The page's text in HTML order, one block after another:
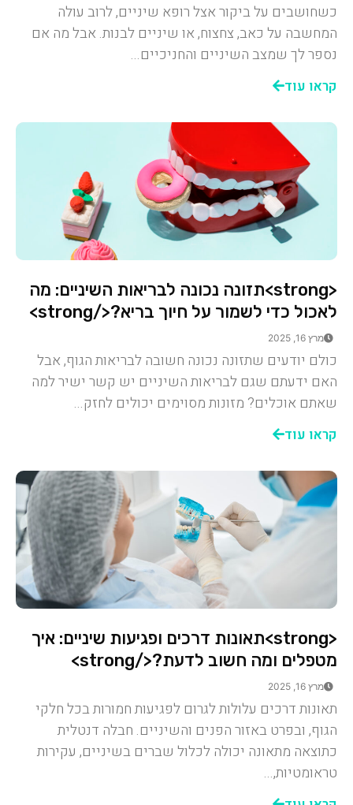
כשחושבים על ביקור אצל רופא שיניים, לרוב עולה
המחשבה על כאב, צחצוח, או שיניים לבנות. אבל מה אם
נספר לך שמצב השיניים והחניכיים...
קראו עוד
<strong>תזונה נכונה לבריאות השיניים: מה
לאכול כדי לשמור על חיוך בריא?</strong>
מרץ 16, 2025
כולם יודעים שתזונה נכונה חשובה לבריאות הגוף, אבל
האם ידעתם שגם לבריאות השיניים יש קשר ישיר למה
שאתם אוכלים? מזונות מסוימים יכולים לחזק...
קראו עוד
<strong>תאונות דרכים ופגיעות שיניים: איך
מטפלים ומה חשוב לדעת?</strong>
מרץ 16, 2025
תאונות דרכים עלולות לגרום לפגיעות חמורות בכל חלקי
הגוף, ובפרט באזור הפנים והשיניים. חבלה דנטלית
כתוצאה מתאונה יכולה לכלול שברים בשיניים, עקירות
טראומטיות,...